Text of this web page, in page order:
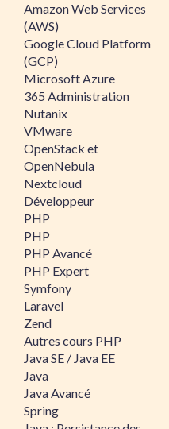
Amazon Web Services
(AWS)
Google Cloud Platform
(GCP)
Microsoft Azure
365 Administration
Nutanix
VMware
OpenStack et
OpenNebula
Nextcloud
Développeur
PHP
PHP
PHP Avancé
PHP Expert
Symfony
Laravel
Zend
Autres cours PHP
Java SE / Java EE
Java
Java Avancé
Spring